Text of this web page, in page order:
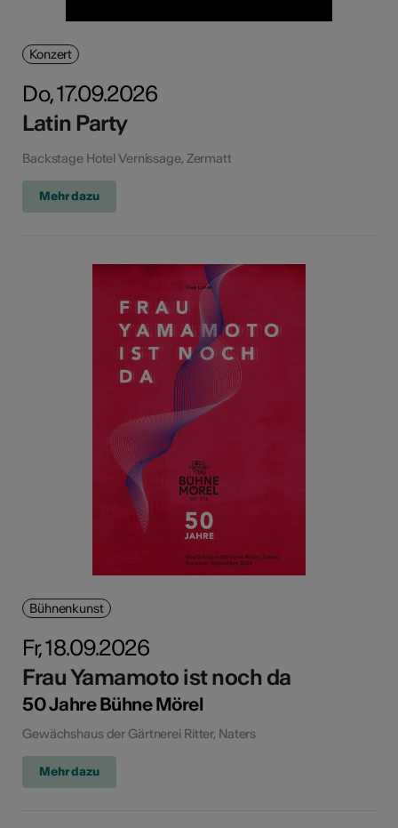
Konzert
Do, 17.09.2026
Latin Party
Backstage Hotel Vernissage, Zermatt
Mehr dazu
Bühnenkunst
Fr, 18.09.2026
Frau Yamamoto ist noch da
50 Jahre Bühne Mörel
Gewächshaus der Gärtnerei Ritter, Naters
Mehr dazu